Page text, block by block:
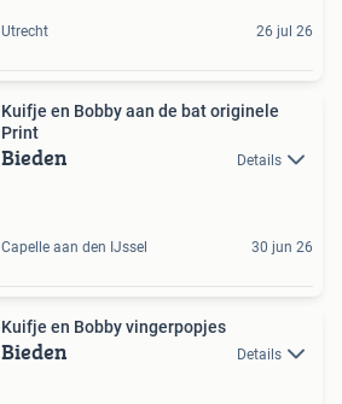
Utrecht 26 jul 26
Kuifje en Bobby aan de bat originele
Print
Bieden Details
Capelle aan den IJssel 30 jun 26
Kuifje en Bobby vingerpopjes
Bieden Details